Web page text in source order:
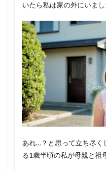
いたら私は家の外にいまし
あれ…？と思って立ち尽く
る1歳半頃の私が母親と祖